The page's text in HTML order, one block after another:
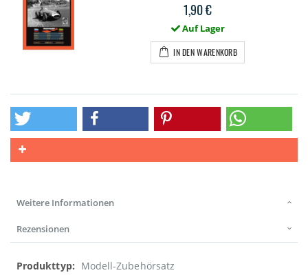
1,90 €
Auf Lager
IN DEN WARENKORB
Weitere Informationen
Rezensionen
Weitere
Modell-Zubehörsatz